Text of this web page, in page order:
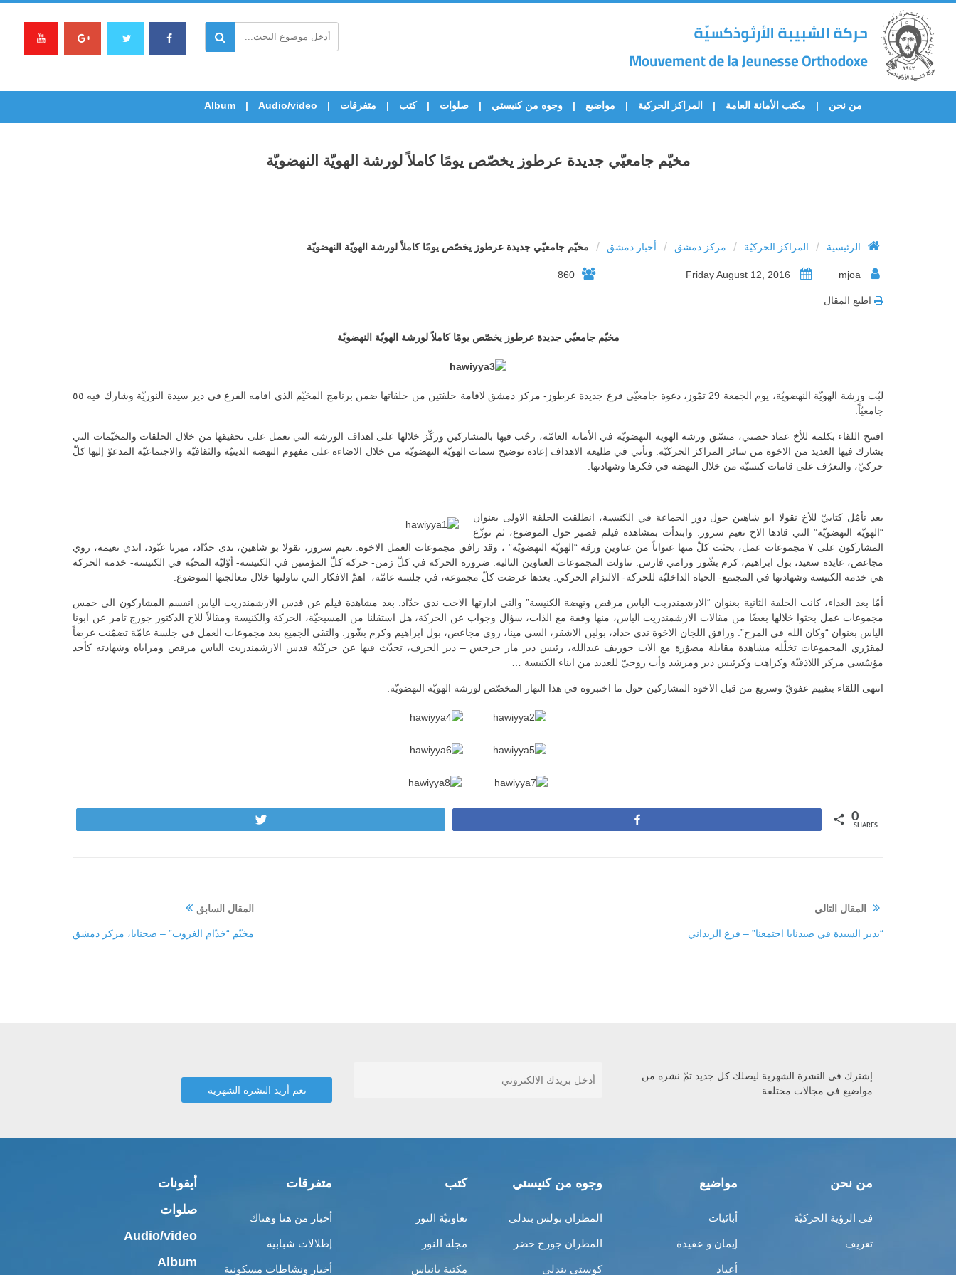
من نحن مكتب الأمانة العامة المراكز الحركية مواضيع وجوه من كنيستي صلوات كتب متفرقات Audio/video
Album
مخيّم جامعيّي جديدة عرطوز يخصّص يومًا كاملاً لورشة الهويّة النهضويّة
الرئيسية / المراكز الحركيّة / مركز دمشق / أخبار دمشق / مخيّم جامعيّي جديدة عرطوز يخصّص يومًا كاملاً لورشة الهويّة النهضويّة
860
اطبع المقال
مخيّم جامعيّي جديدة عرطوز يخصّص يومًا كاملاً لورشة الهويّة النهضويّة
لبّت ورشة الهويّة النهضويّة، يوم الجمعة 29 تمّوز، دعوة جامعيّي فرع جديدة عرطوز- مركز دمشق لاقامة حلقتين من حلقاتها ضمن برنامج المخيّم الذي اقامه الفرع في دير سيدة النوريّة وشارك فيه ٥٥
جامعيّاً.
افتتح اللقاء بكلمة للأخ عماد حصني، منسّق ورشة الهوية النهضويّة في الأمانة العامّة، رحّب فيها بالمشاركين وركّز خلالها على اهداف الورشة التي تعمل على تحقيقها من خلال الحلقات والمخيّمات التي
يشارك فيها العديد من الاخوة من سائر المراكز الحركيّة. وتأتي في طليعة الاهداف إعادة توضيح سمات الهويّة النهضويّة من خلال الاضاءة على مفهوم النهضة الدينيّة والثقافيّة والاجتماعيّة المدعوّ إليها كلّ
حركيّ، والتعرّف على قامات كنسيّة من خلال النهضة في فكرها وشهادتها.
بعد تأمّل كتابيّ للأخ نقولا ابو شاهين حول دور الجماعة في الكنيسة، انطلقت الحلقة الاولى بعنوان
“الهويّة النهضويّة” التي قادها الاخ نعيم سرور. وابتدأت بمشاهدة فيلم قصير حول الموضوع، ثم توزّع
المشاركون على ٧ مجموعات عمل، بحثت كلّ منها عنواناً من عناوين ورقة “الهويّة النهضويّة” ، وقد رافق مجموعات العمل الاخوة: نعيم سرور، نقولا بو شاهين، ندى حدّاد، ميرنا عبّود، اندي نعيمة، روي
مجاعص، عايدة سعيد، بول ابراهيم، كرم بشّور ورامي فارس. تناولت المجموعات العناوين التالية: ضرورة الحركة في كلّ زمن- حركة كلّ المؤمنين في الكنيسة- أوّليّة المحبّة في الكنيسة- خدمة الحركة
هي خدمة الكنيسة وشهادتها في المجتمع- الحياة الداخليّة للحركة- الالتزام الحركي. بعدها عرضت كلّ مجموعة، في جلسة عامّة، اهمّ الافكار التي تناولتها خلال معالجتها الموضوع.
أمّا بعد الغداء، كانت الحلقة الثانية بعنوان “الارشمندريت الياس مرقص ونهضة الكنيسة” والتي ادارتها الاخت ندى حدّاد. بعد مشاهدة فيلم عن قدس الارشمندريت الياس انقسم المشاركون الى خمس
مجموعات عمل بحثوا خلالها بعضًا من مقالات الارشمندريت الياس، منها وقفة مع الذات، سؤال وجواب عن الحركة، هل استقلنا من المسيحيّة، الحركة والكنيسة ومقالاً للاخ الدكتور جورج تامر عن ابونا
الياس بعنوان “وكان الله في المرح”. ورافق اللجان الاخوة ندى حداد، بولين الاشقر، السي مينا، روي مجاعص، بول ابراهيم وكرم بشّور. والتقى الجميع بعد مجموعات العمل في جلسة عامّة تضمّنت عرضاً
لمقرّري المجموعات تخلّله مشاهدة مقابلة مصوّرة مع الاب جوزيف عبدالله، رئيس دير مار جرجس – دير الحرف، تحدّث فيها عن حركيّة قدس الارشمندريت الياس مرقص ومزاياه وشهادته كأحد
مؤسّسي مركز اللاذقيّة وكراهب وكرئيس دير ومرشد وأب روحيّ للعديد من ابناء الكنيسة …
انتهى اللقاء بتقييم عفويّ وسريع من قبل الاخوة المشاركين حول ما اختبروه في هذا النهار المخصّص لورشة الهويّة النهضويّة.
0
SHARES
المقال السابق
مخيّم “خدّام الغروب” – صحنايا، مركز دمشق
المقال التالي
“بدير السيدة في صيدنايا اجتمعنا” – فرع الزبداني
إشترك في النشرة الشهرية ليصلك كل جديد تمّ نشره من
مواضيع في مجالات مختلفة
من نحن
في الرؤية الحركيّة
تعريف
مواضيع
أبائيات
إيمان و عقيدة
أعياد
وجوه من كنيستي
المطران بولس بندلي
المطران جورج خضر
كوستي بندلي
كتب
تعاونيّة النور
مجلة النور
مكتبة بانياس
متفرقات
أخبار من هنا وهناك
إطلالات شبابية
أخبار ونشاطات مسكونية
أيقونات
صلوات
Audio/video
Album